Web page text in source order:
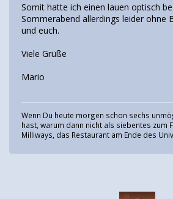
Somit hatte ich einen lauen optisch
Sommerabend allerdings leider ohne
und euch.
Viele Grüße
Mario
Wenn Du heute morgen schon sechs
hast, warum dann nicht als siebentes zum
Milliways, das Restaurant am Ende des